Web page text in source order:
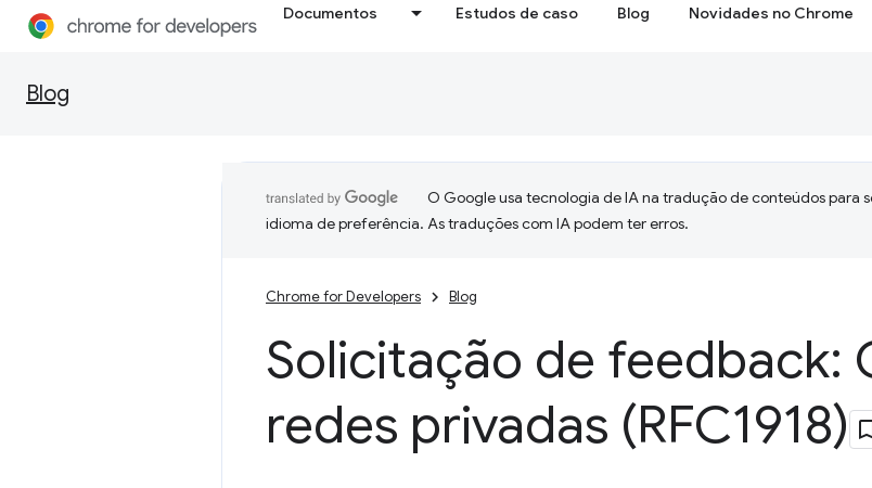
Documentos Estudos de caso Blog Novidades no Chrome
Blog
O Google usa tecnologia de IA na tradução de conteúdos para
idioma de preferência. As traduções com IA podem ter erros.
Chrome for Developers Blog
Solicitação de feedback:
redes privadas (RFC1918)